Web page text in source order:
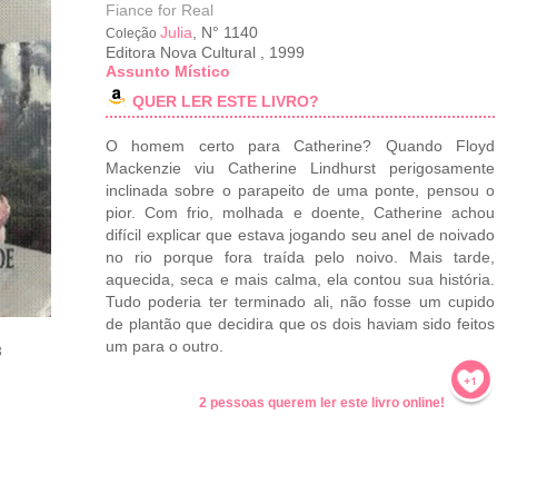
Fiance for Real
Coleção Julia , N° 1140
Editora Nova Cultural
1999
Assunto Místico
QUER LER ESTE LIVRO?
O homem certo para Catherine? Quando Floyd
Mackenzie viu Catherine Lindhurst perigosamente
inclinada sobre o parapeito de uma ponte, pensou o
pior. Com frio, molhada e doente, Catherine achou
difícil explicar que estava jogando seu anel de noivado
no rio porque fora traída pelo noivo. Mais tarde,
aquecida, seca e mais calma, ela contou sua história.
Tudo poderia ter terminado ali, não fosse um cupido
de plantão que decidira que os dois haviam sido feitos
um para o outro.
2 pessoas querem ler este livro online!